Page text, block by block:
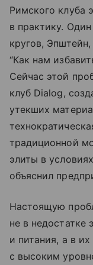
Римского клуба
в практику.
кругов,
“Как нам
Сейчас этой
клуб Dialog,
утекших
традиционной
элиты в
объяснил
Настоящую
не в недостатке
и питания, а в
с высоким